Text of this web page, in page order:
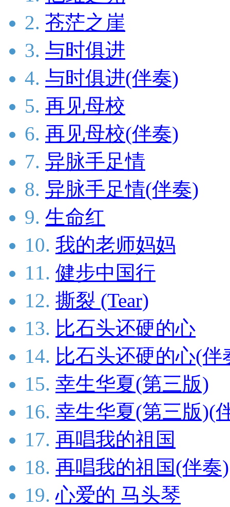
2. 苍茫之崖
3. 与时俱进
4. 与时俱进(伴奏)
5. 再见母校
6. 再见母校(伴奏)
7. 异脉手足情
8. 异脉手足情(伴奏)
9. 生命红
10. 我的老师妈妈
11. 健步中国行
12. 撕裂 (Tear)
13. 比石头还硬的心
14. 比石头还硬的心(伴
15. 幸生华夏(第三版)
16. 幸生华夏(第三版)(
17. 再唱我的祖国
18. 再唱我的祖国(伴奏)
19. 心爱的 马头琴